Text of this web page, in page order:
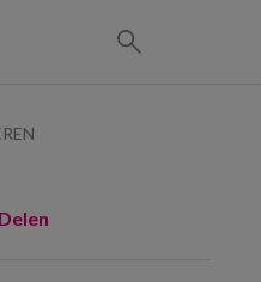
Delen